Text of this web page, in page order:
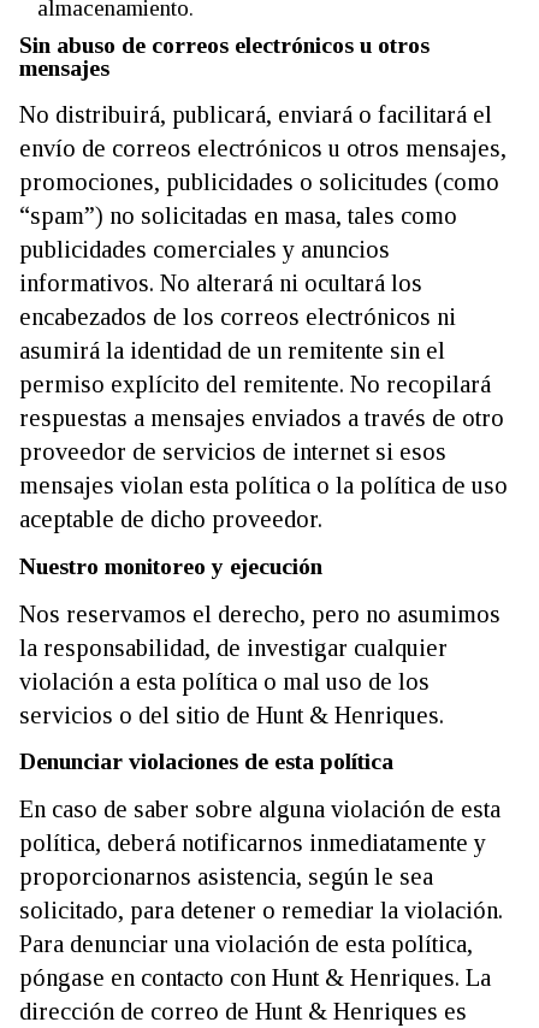
almacenamiento.
Sin abuso de correos electrónicos u otros
mensajes
No distribuirá, publicará, enviará o facilitará el
envío de correos electrónicos u otros mensajes,
promociones, publicidades o solicitudes (como
“spam”) no solicitadas en masa, tales como
publicidades comerciales y anuncios
informativos. No alterará ni ocultará los
encabezados de los correos electrónicos ni
asumirá la identidad de un remitente sin el
permiso explícito del remitente. No recopilará
respuestas a mensajes enviados a través de otro
proveedor de servicios de internet si esos
mensajes violan esta política o la política de uso
aceptable de dicho proveedor.
Nuestro monitoreo y ejecución
Nos reservamos el derecho, pero no asumimos
la responsabilidad, de investigar cualquier
violación a esta política o mal uso de los
servicios o del sitio de Hunt & Henriques.
Denunciar violaciones de esta política
En caso de saber sobre alguna violación de esta
política, deberá notificarnos inmediatamente y
proporcionarnos asistencia, según le sea
solicitado, para detener o remediar la violación.
Para denunciar una violación de esta política,
póngase en contacto con Hunt & Henriques. La
dirección de correo de Hunt & Henriques es